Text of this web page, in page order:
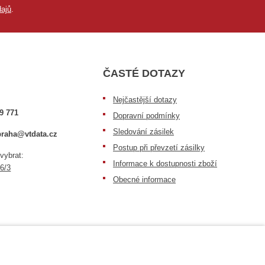
771
3
ČASTÉ DOTAZY
Nejčastější dotazy
Dopravní podmínky
Sledování zásilek
Postup při převzetí zásilky
Informace k dostupnosti zboží
Obecné informace